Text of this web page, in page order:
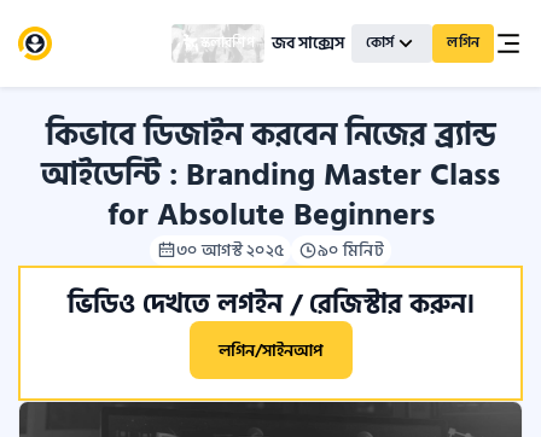
স্কলারশিপ জব সাক্সেস কোর্স লগিন
কিভাবে ডিজাইন করবেন নিজের ব্র্যান্ড
আইডেন্টি : Branding Master Class
for Absolute Beginners
৩০ আগস্ট ২০২৫ ৯০ মিনিট
ভিডিও দেখতে লগইন / রেজিস্টার করুন।
লগিন/সাইনআপ